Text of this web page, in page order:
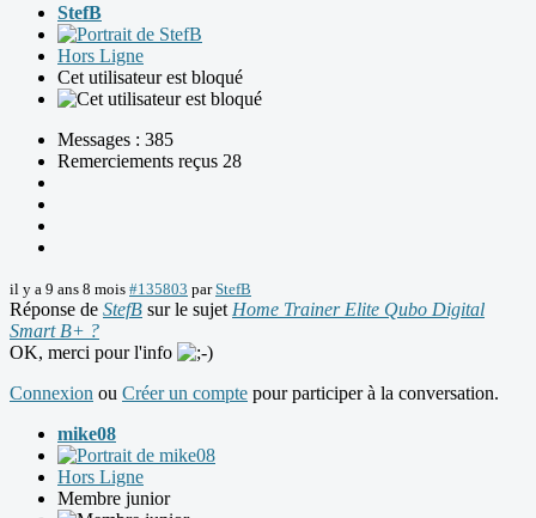
StefB
Hors Ligne
Cet utilisateur est bloqué
Messages : 385
Remerciements reçus 28
il y a 9 ans 8 mois #135803 parStefB
Réponse de StefB sur le sujet Home Trainer Elite Qubo Digital
Smart B+ ?
OK, merci pour l'info
Connexion ou Créer un compte pour participer à la conversation.
mike08
Hors Ligne
Membre junior